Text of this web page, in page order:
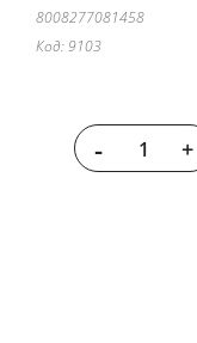
8008277081458
Код: 9103
- +